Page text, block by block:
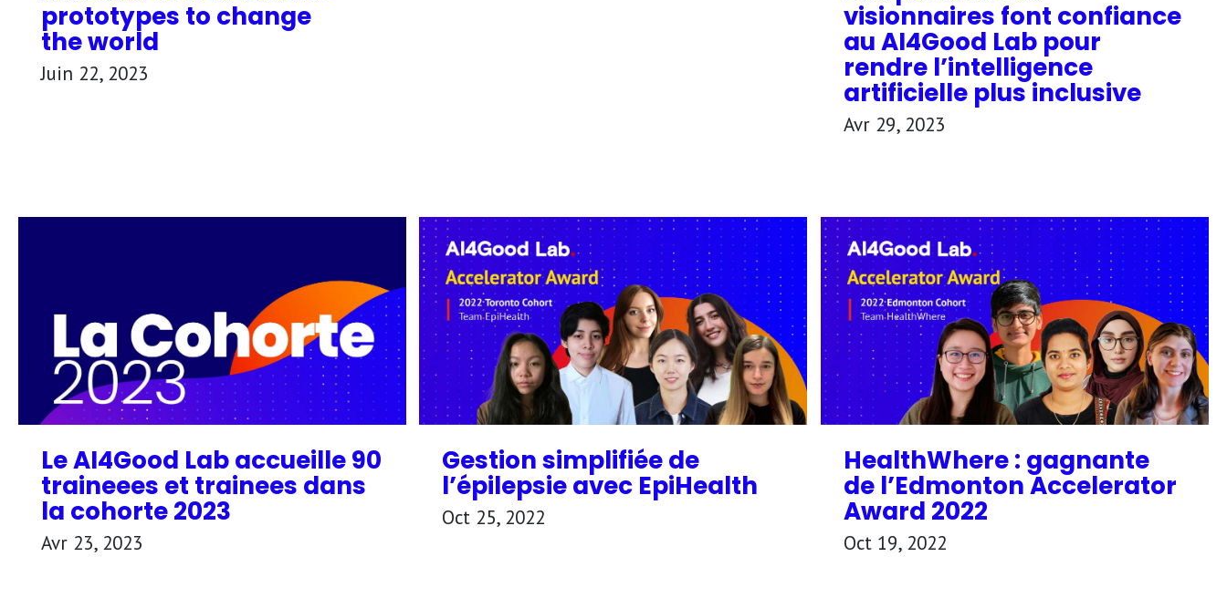
prototypes to change
the world
Juin 22, 2023
visionnaires font confiance
au AI4Good Lab pour
rendre l’intelligence
artificielle plus inclusive
Avr 29, 2023
Le AI4Good Lab accueille 90
traineees et trainees dans
la cohorte 2023
Avr 23, 2023
Gestion simplifiée de
l’épilepsie avec EpiHealth
Oct 25, 2022
HealthWhere : gagnante
de l’Edmonton Accelerator
Award 2022
Oct 19, 2022